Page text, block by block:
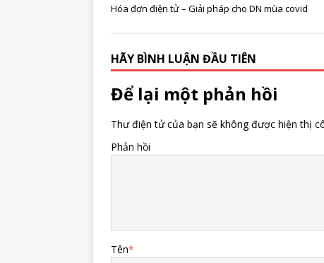
Hóa đơn điện tử – Giải pháp cho DN mùa covid
HÃY BÌNH LUẬN ĐẦU TIÊN
Để lại một phản hồi
Thư điện tử của bạn sẽ không được hiện thị
Phản hồi
Tên*